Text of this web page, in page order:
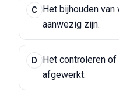
C
Het bijhouden
aanwezig zijn.
D
Het controleren
afgewerkt.